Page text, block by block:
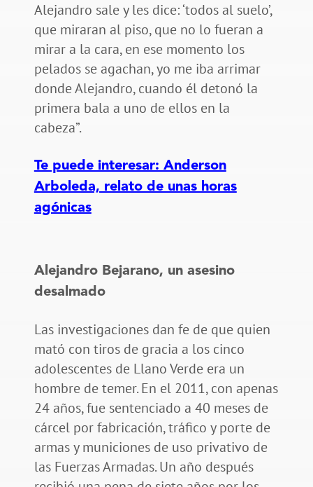
Alejandro sale y les dice: ‘todos al suelo’,
que miraran al piso, que no lo fueran a
mirar a la cara, en ese momento los
pelados se agachan, yo me iba arrimar
donde Alejandro, cuando él detonó la
primera bala a uno de ellos en la
cabeza”.
Te puede interesar: Anderson
Arboleda, relato de unas horas
agónicas
Alejandro Bejarano, un asesino
desalmado
Las investigaciones dan fe de que quien
mató con tiros de gracia a los cinco
adolescentes de Llano Verde era un
hombre de temer. En el 2011, con apenas
24 años, fue sentenciado a 40 meses de
cárcel por fabricación, tráfico y porte de
armas y municiones de uso privativo de
las Fuerzas Armadas. Un año después